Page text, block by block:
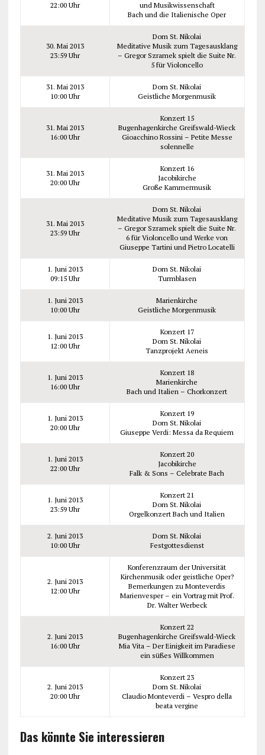
22:00 Uhr
und Musikwissenschaft
Bach und die Italienische Oper
30. Mai 2013
23:59 Uhr
Dom St. Nikolai
Meditative Musik zum Tagesausklang
– Gregor Szramek spielt die Suite Nr.
5 für Violoncello
31. Mai 2013
10:00 Uhr
Dom St. Nikolai
Geistliche Morgenmusik
31. Mai 2013
16:00 Uhr
Konzert 15
Bugenhagenkirche Greifswald-Wieck
Gioacchino Rossini – Petite Messe
solennelle
31. Mai 2013
20:00 Uhr
Konzert 16
Jacobikirche
Große Kammermusik
31. Mai 2013
23:59 Uhr
Dom St. Nikolai
Meditative Musik zum Tagesausklang
– Gregor Szramek spielt die Suite Nr.
6 für Violoncello und Werke von
Giuseppe Tartini und Pietro Locatelli
1. Juni 2013
09:15 Uhr
Dom St. Nikolai
Turmblasen
1. Juni 2013
10:00 Uhr
Marienkirche
Geistliche Morgenmusik
1. Juni 2013
12:00 Uhr
Konzert 17
Dom St. Nikolai
Tanzprojekt Aeneis
1. Juni 2013
16:00 Uhr
Konzert 18
Marienkirche
Bach und Italien – Chorkonzert
1. Juni 2013
20:00 Uhr
Konzert 19
Dom St. Nikolai
Giuseppe Verdi: Messa da Requiem
1. Juni 2013
22:00 Uhr
Konzert 20
Jacobikirche
Falk & Sons – Celebrate Bach
1. Juni 2013
23:59 Uhr
Konzert 21
Dom St. Nikolai
Orgelkonzert Bach und Italien
2. Juni 2013
10:00 Uhr
Dom St. Nikolai
Festgottesdienst
2. Juni 2013
12:00 Uhr
Konferenzraum der Universität
Kirchenmusik oder geistliche Oper?
Bemerkungen zu Monteverdis
Marienvesper – ein Vortrag mit Prof.
Dr. Walter Werbeck
2. Juni 2013
16:00 Uhr
Konzert 22
Bugenhagenkirche Greifswald-Wieck
Mia Vita – Der Einigkeit im Paradiese
ein süßes Willkommen
2. Juni 2013
20:00 Uhr
Konzert 23
Dom St. Nikolai
Claudio Monteverdi – Vespro della
beata vergine
Das könnte Sie interessieren